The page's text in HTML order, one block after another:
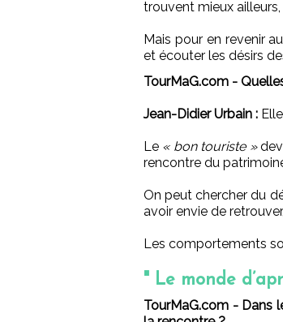
trouvent mieux ailleurs,
Mais pour en revenir
et écouter les désirs
TourMaG.com -
Jean-Didier Urbain :
Le « bon touriste »
rencontre du
On peut chercher du
avoir envie de
Les comportements
" Le monde
TourMaG.com - Dans